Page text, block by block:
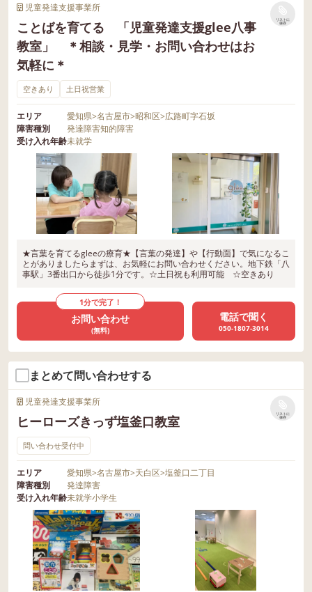
児童発達支援事業所
ことばを育てる 「児童発達支援glee八事
教室」 ＊相談・見学・お問い合わせはお
気軽に＊
リストに
保存
空きあり 土日祝営業
エリア 愛知県>名古屋市>昭和区>広路町字石坂
障害種別
発達障害知的障害
受け入れ年齢未就学
★言葉を育てるgleeの療育★【言葉の発達】や【行動面】で気になるこ
とがありましたらまずは、お気軽にお問い合わせください。地下鉄「八
事駅」3番出口から徒歩1分です。☆土日祝も利用可能 ☆空きあり
1分で完了！
お問い合わせ
(無料)
電話で聞く
050-1807-3014
まとめて問い合わせする
児童発達支援事業所
ヒーローズきっず塩釜口教室
リストに
保存
問い合わせ受付中
エリア 愛知県>名古屋市>天白区>塩釜口二丁目
障害種別
発達障害
受け入れ年齢未就学小学生